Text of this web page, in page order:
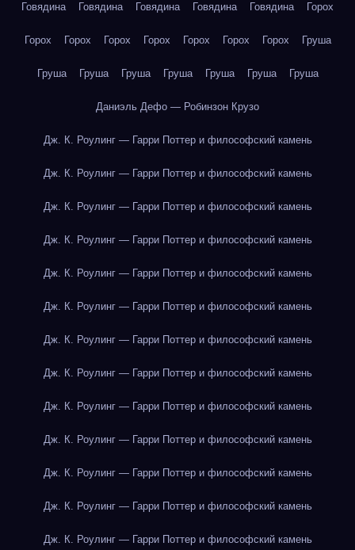
Говядина Говядина Говядина Говядина Говядина Горох
Горох Горох Горох Горох Горох Горох Горох Груша
Груша Груша Груша Груша Груша Груша Груша
Даниэль Дефо — Робинзон Крузо
Дж. К. Роулинг — Гарри Поттер и философский камень
Дж. К. Роулинг — Гарри Поттер и философский камень
Дж. К. Роулинг — Гарри Поттер и философский камень
Дж. К. Роулинг — Гарри Поттер и философский камень
Дж. К. Роулинг — Гарри Поттер и философский камень
Дж. К. Роулинг — Гарри Поттер и философский камень
Дж. К. Роулинг — Гарри Поттер и философский камень
Дж. К. Роулинг — Гарри Поттер и философский камень
Дж. К. Роулинг — Гарри Поттер и философский камень
Дж. К. Роулинг — Гарри Поттер и философский камень
Дж. К. Роулинг — Гарри Поттер и философский камень
Дж. К. Роулинг — Гарри Поттер и философский камень
Дж. К. Роулинг — Гарри Поттер и философский камень